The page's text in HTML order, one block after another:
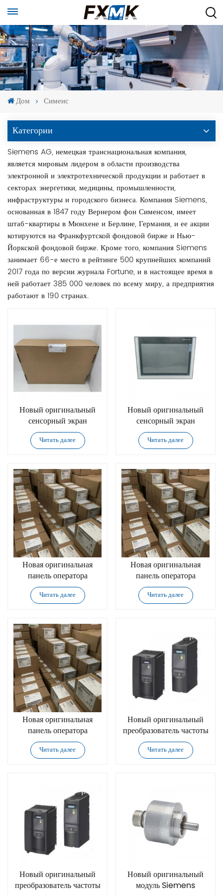
Дом Сименс
Категории
Siemens AG, немецкая транснациональная компания,
является мировым лидером в области производства
электронной и электротехнической продукции и работает в
секторах энергетики, медицины, промышленности,
инфраструктуры и городского бизнеса. Компания Siemens,
основанная в 1847 году Вернером фон Сименсом, имеет
штаб-квартиры в Мюнхене и Берлине, Германия, и ее акции
котируются на Франкфуртской фондовой бирже и Нью-
Йоркской фондовой бирже. Кроме того, компания Siemens
занимает 66-е место в рейтинге 500 крупнейших компаний
2017 года по версии журнала Fortune, и в настоящее время в
ней работает 385 000 человек по всему миру, а предприятия
работают в 190 странах.
Новый оригинальный
сенсорный экран
Siemens 6AV2107-
0FB00-0BB0
Читать далее
Новый оригинальный
сенсорный экран
Siemens 6AV2107-
0EB00-0BB0
Читать далее
Новая оригинальная
панель оператора
Siemens 6SE6400-
4BD12-0BA0
Читать далее
Новая оригинальная
панель оператора
Siemens 6SE6440-
2UD38-8FB1
Читать далее
Новая оригинальная
панель оператора
Siemens 6SE6400-
0AP00-0AB0
Читать далее
Новый оригинальный
преобразователь частоты
Siemens 6SE6400-
0BP00-0AA0
Читать далее
Новый оригинальный
преобразователь частоты
Новый оригинальный
модуль Siemens